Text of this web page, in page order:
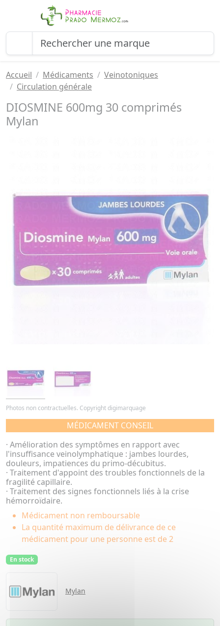
Accueil Médicaments
Veinotoniques
Circulation générale
DIOSMINE 600mg 30 comprimés
Mylan
Photos non contractuelles. Copyright digimarquage
MÉDICAMENT CONSEIL
· Amélioration des symptômes en rapport avec
l'insuffisance veinolymphatique : jambes lourdes,
douleurs, impatiences du primo-décubitus.
· Traitement d'appoint des troubles fonctionnels de la
fragilité capillaire.
· Traitement des signes fonctionnels liés à la crise
hémorroïdaire.
Médicament non remboursable
La quantité maximum de délivrance de ce
médicament pour une personne est de 2
En stock
Mylan